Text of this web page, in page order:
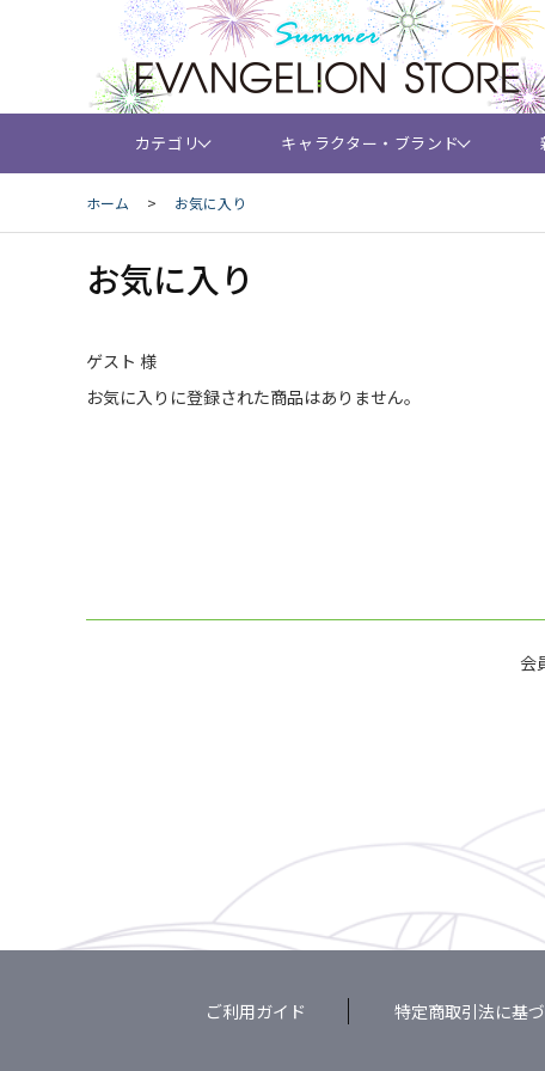
カテゴリ キャラクター・ブランド
ホーム > お気に入り
お気に入り
ゲスト 様
お気に入りに登録された商品はありません。
会
ご利用ガイド 特定商取引法に基